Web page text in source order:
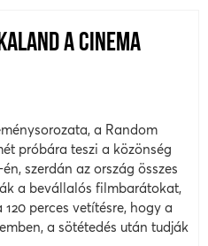
A CINEMA
a Random
próbára teszi a közönség
szerdán az ország összes
a bevállalós filmbarátokat,
perces vetítésre, hogy a
a sötétedés után tudják